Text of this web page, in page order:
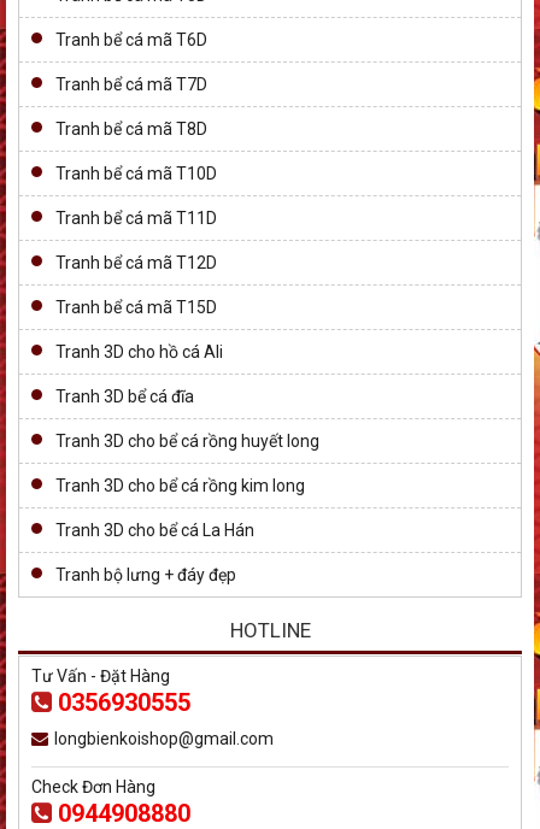
Tranh bể cá mã T6D
Tranh bể cá mã T7D
Tranh bể cá mã T8D
Tranh bể cá mã T10D
Tranh bể cá mã T11D
Tranh bể cá mã T12D
Tranh bể cá mã T15D
Tranh 3D cho hồ cá Ali
Tranh 3D bể cá đĩa
Tranh 3D cho bể cá rồng huyết long
Tranh 3D cho bể cá rồng kim long
Tranh 3D cho bể cá La Hán
Tranh bộ lưng + đáy đẹp
HOTLINE
Tư Vấn - Đặt Hàng
0356930555
longbienkoishop@gmail.com
Check Đơn Hàng
0944908880